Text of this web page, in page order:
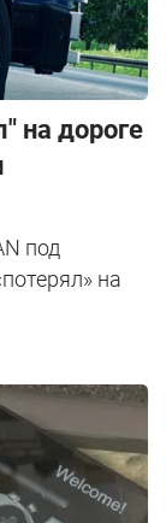
на дороге
под
на